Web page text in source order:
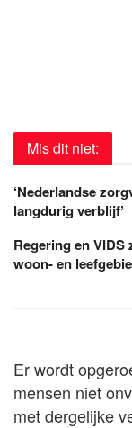
Mis dit niet:
‘Nederlandse
langdurig verblijf’
Regering en
woon- en
Er wordt
mensen niet
met dergelijke